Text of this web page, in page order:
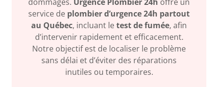
service de plombier d’urgence 24h partout
au Québec, incluant letest de fumée, afin
d’intervenir rapidement et efficacement.
Notre objectif est de localiser le problème
sans délai et d’éviter des réparations
inutiles ou temporaires.